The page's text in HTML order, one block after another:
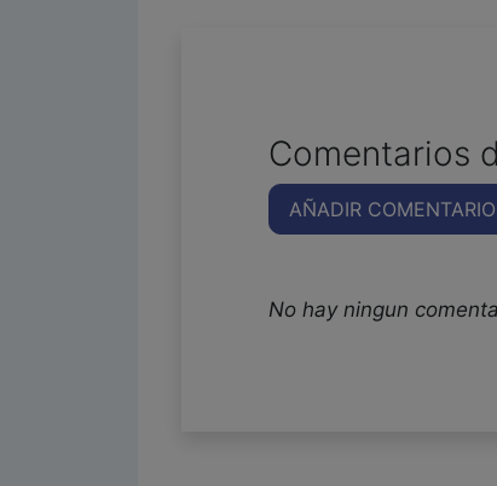
Comentarios
AÑADIR COMENTARIO
No hay ningun